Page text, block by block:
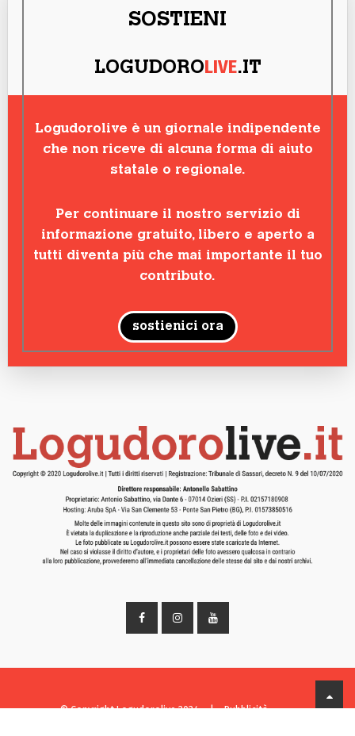
SOSTIENI
LOGUDOROLIVE.IT
Logudorolive è un giornale indipendente
che non riceve di alcuna forma di aiuto
statale o regionale.
Per continuare il nostro servizio di
informazione gratuito, libero e aperto a
tutti diventa più che mai importante il tuo
contributo.
sostienici ora
© Copyright Logudorolive 2024 | Pubblicità